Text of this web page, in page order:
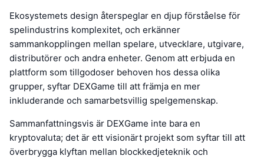
Ekosystemets design återspeglar en djup förståelse för
spelindustrins komplexitet, och erkänner
sammankopplingen mellan spelare, utvecklare, utgivare,
distributörer och andra enheter. Genom att erbjuda en
plattform som tillgodoser behoven hos dessa olika
grupper, syftar DEXGame till att främja en mer
inkluderande och samarbetsvillig spelgemenskap.
Sammanfattningsvis är DEXGame inte bara en
kryptovaluta; det är ett visionärt projekt som syftar till att
överbrygga klyftan mellan blockkedjeteknik och